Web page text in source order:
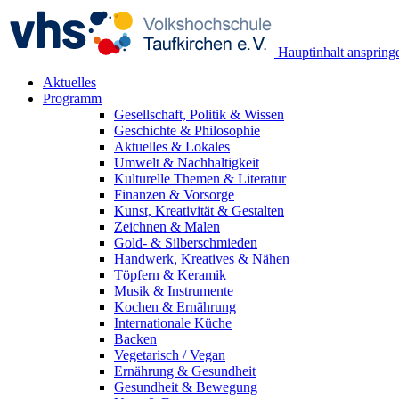
Hauptinhalt
Aktuelles
Programm
Gesellschaft, Politik & Wissen
Geschichte & Philosophie
Aktuelles & Lokales
Umwelt & Nachhaltigkeit
Kulturelle Themen & Literatur
Finanzen & Vorsorge
Kunst, Kreativität & Gestalten
Zeichnen & Malen
Gold- & Silberschmieden
Handwerk, Kreatives & Nähen
Töpfern & Keramik
Musik & Instrumente
Kochen & Ernährung
Internationale Küche
Backen
Vegetarisch / Vegan
Ernährung & Gesundheit
Gesundheit & Bewegung